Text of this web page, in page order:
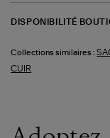
DISPONIBILITÉ
Collections similaires :
CUIR